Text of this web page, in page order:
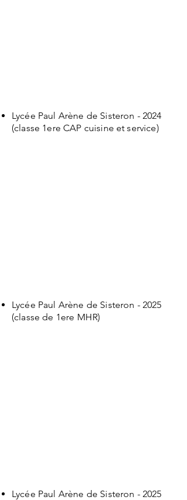
Lycée Paul Arène de Sisteron - 2024
(classe 1ere CAP cuisine et service)
Lycée Paul Arène de Sisteron - 2025
(classe de 1ere MHR)
Lycée Paul Arène de Sisteron - 2025